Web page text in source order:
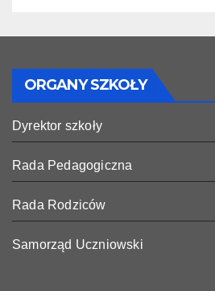
ORGANY SZKOŁY
Dyrektor szkoły
Rada Pedagogiczna
Rada Rodziców
Samorząd Uczniowski